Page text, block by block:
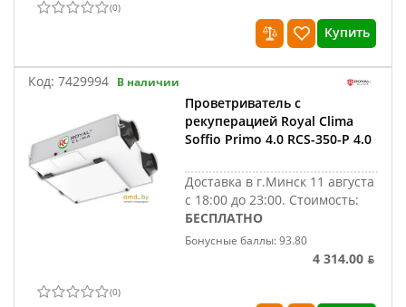
(0)
Купить
Код: 7429994 В наличии
Проветриватель с
рекуперацией Royal Clima
Soffio Primo 4.0 RCS-350-P 4.0
Доставка в г.Минск 11 августа
с 18:00 до 23:00. Стоимость:
БЕСПЛАТНО
Бонусные баллы: 93.80
4 314.00 ƃ
(0)